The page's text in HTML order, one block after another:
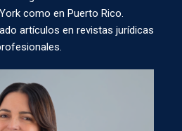
como en Puerto Rico.
artículos en revistas jurídicas